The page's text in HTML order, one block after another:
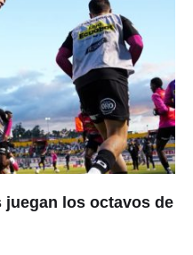
los octavos de